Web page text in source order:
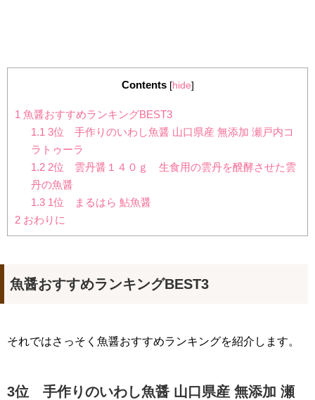
Contents [hide]
1 魚醤おすすめランキングBEST3
1.1 3位 手作りのいわし魚醤 山口県産 無添加 瀬戸内コ
ラトゥーラ
1.22位 雲丹醤１４０ｇ 生食用の雲丹を醗酵させた雲
丹の魚醤
1.31位 まるはら 鮎魚醤
2 おわりに
魚醤おすすめランキングBEST3
それではさっそく魚醤おすすめランキングを紹介します。
3位 手作りのいわし魚醤 山口県産 無添加 瀬